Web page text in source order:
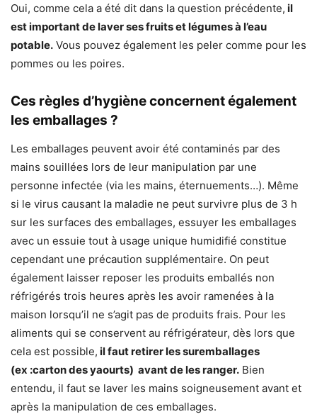
Oui, comme cela a été dit dans la question précédente, il
est important de laver ses fruits et légumes à l’eau
potable. Vous pouvez également les peler comme pour les
pommes ou les poires.
Ces règles d’hygiène concernent également
les emballages ?
Les emballages peuvent avoir été contaminés par des
mains souillées lors de leur manipulation par une
personne infectée (via les mains, éternuements…). Même
si le virus causant la maladie ne peut survivre plus de 3 h
sur les surfaces des emballages, essuyer les emballages
avec un essuie tout à usage unique humidifié constitue
cependant une précaution supplémentaire. On peut
également laisser reposer les produits emballés non
réfrigérés trois heures après les avoir ramenées à la
maison lorsqu’il ne s’agit pas de produits frais. Pour les
aliments qui se conservent au réfrigérateur, dès lors que
cela est possible, il faut retirer les suremballages
(ex :carton des yaourts) avant de les ranger. Bien
entendu, il faut se laver les mains soigneusement avant et
après la manipulation de ces emballages.